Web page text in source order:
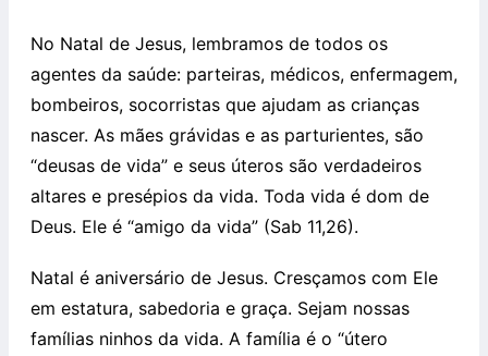
No Natal de Jesus, lembramos de todos os
agentes da saúde: parteiras, médicos, enfermagem,
bombeiros, socorristas que ajudam as crianças
nascer. As mães grávidas e as parturientes, são
“deusas de vida” e seus úteros são verdadeiros
altares e presépios da vida. Toda vida é dom de
Deus. Ele é “amigo da vida” (Sab 11,26).
Natal é aniversário de Jesus. Cresçamos com Ele
em estatura, sabedoria e graça. Sejam nossas
famílias ninhos da vida. A família é o “útero